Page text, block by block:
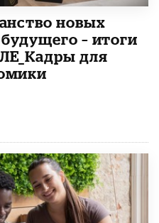
новых
– итоги
для